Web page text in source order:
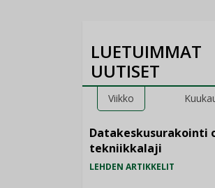
LUETUIMMAT
UUTISET
Viikko
Datakeskusurakointi
tekniikkalaji
LEHDEN ARTIKKELIT